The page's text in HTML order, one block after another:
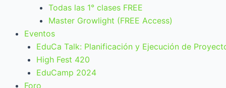
Todas las 1° clases FREE
Master Growlight (FREE Access)
Eventos
EduCa Talk: Planificación y Ejecución de
High Fest 420
EduCamp 2024
Foro